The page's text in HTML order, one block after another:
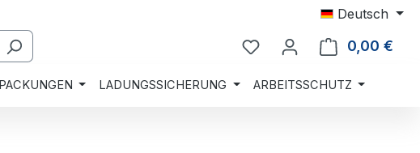
Deutsch
0,00 €
LADUNGSSICHERUNG ARBEITSSCHUTZ